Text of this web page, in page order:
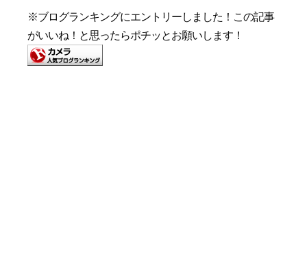
※ブログランキングにエントリーしました！この記事
がいいね！と思ったらポチッとお願いします！